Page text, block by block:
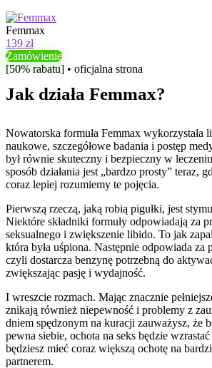
Femmax
139 zł
Zamówienie
[50% rabatu] • oficjalna strona
Jak działa Femmax?
Nowatorska formuła Femmax wykorzystała
naukowe, szczegółowe badania i postęp
był równie skuteczny i bezpieczny w
sposób działania jest „bardzo prosty” teraz,
coraz lepiej rozumiemy te pojęcia.
Pierwszą rzeczą, jaką robią pigułki, jest
Niektóre składniki formuły odpowiadają za
seksualnego i zwiększenie libido. To jak
która była uśpiona. Następnie odpowiada za
czyli dostarcza benzynę potrzebną do
zwiększając pasję i wydajność.
I wreszcie rozmach. Mając znacznie
znikają również niepewność i problemy z
dniem spędzonym na kuracji zauważysz, że
pewna siebie, ochota na seks będzie
będziesz mieć coraz większą ochotę na
partnerem.